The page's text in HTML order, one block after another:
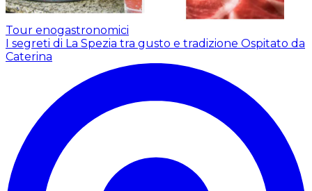
Tour enogastronomici
I segreti di La Spezia tra gusto e tradizione Ospitato da
Caterina